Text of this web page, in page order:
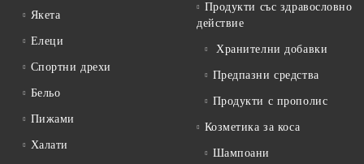
Якета
Елеци
Спортни дрехи
Бельо
Пижами
Халати
Продукти със здравословно
действие
Хранителни добавки
Предпазни средства
Продукти с прополис
Козметика за коса
Шампоани